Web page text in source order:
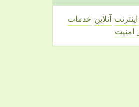
اینترنت آنلاین خدمات
امنیت